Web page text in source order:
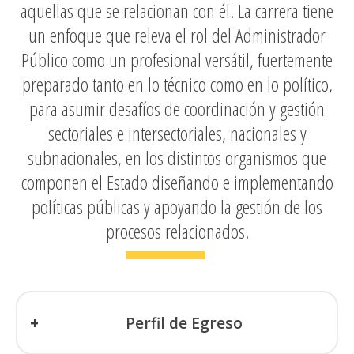
aquellas que se relacionan con él. La carrera tiene
un enfoque que releva el rol del Administrador
Público como un profesional versátil, fuertemente
preparado tanto en lo técnico como en lo político,
para asumir desafíos de coordinación y gestión
sectoriales e intersectoriales, nacionales y
subnacionales, en los distintos organismos que
componen el Estado diseñando e implementando
políticas públicas y apoyando la gestión de los
procesos relacionados.
Perfil de Egreso